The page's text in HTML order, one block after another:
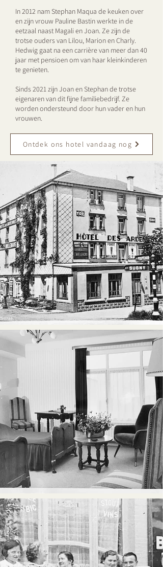
In 2012 nam Stephan Maqua de keuken over
en zijn vrouw Pauline Bastin werkte in de
eetzaal naast Magali en Joan. Ze zijn de
trotse ouders van Lilou, Marion en Charly.
Hedwig gaat na een carrière van meer dan 40
jaar met pensioen om van haar kleinkinderen
te genieten.
Sinds 2021 zijn Joan en Stephan de trotse
eigenaren van dit fijne familiebedrijf. Ze
worden ondersteund door hun vader en hun
vrouwen.
Ontdek ons hotel vandaag nog